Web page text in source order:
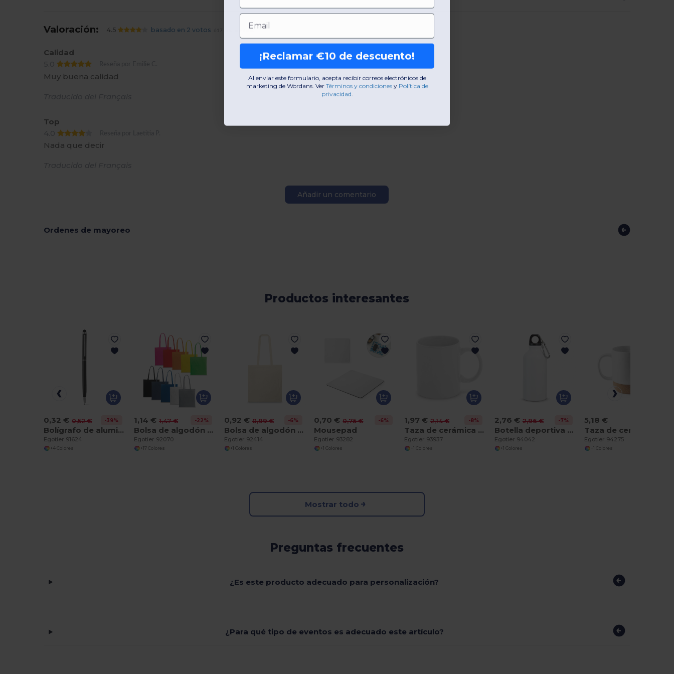
Valoración: 4.5 basado en 2 votos
Calidad
5.0
Muy buena calidad
Top
4.0
Nada que decir
Añadir un comentario
Ordenes de mayoreo
Productos interesantes
0,32 € 0,52 € -39%
Bolígrafo de aluminio con mecanismo de giro y punta táctil
Egotier 91624
+4 Colores
1,14 € 1,47 € -22%
Bolsa de algodón 100% (140 g/m²)
Egotier 92070
+17 Colores
0,92 € 0,99 € -6%
Bolsa de algodón 100% (100 g/m²)
Egotier 92414
+1 Colores
0,70 € 0,75 € -6%
Mousepad
Egotier 93282
+1 Colores
1,97 € 2,14 € -8%
Taza de cerámica 350 mL
Egotier 93937
+1 Colores
2,76 € 2,96 € -7%
Botella deportiva de 400 mL
Egotier 94042
+1 Colores
5,18 €
Egotier 94275
+1 Colores
Mostrar todo
Preguntas frecuentes
¿Es este producto adecuado para personalización?
¿Para qué tipo de eventos es adecuado este artículo?
Email
¡Reclamar €10 de descuento!
Al enviar este formulario, acepta recibir correos electrónicos de
marketing de Wordans. Ver​ Términos y condiciones​ y Política de
privacidad